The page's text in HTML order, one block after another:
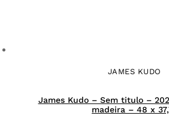
JAMES KUDO
James Kudo – Sem titulo –
madeira – 48 x